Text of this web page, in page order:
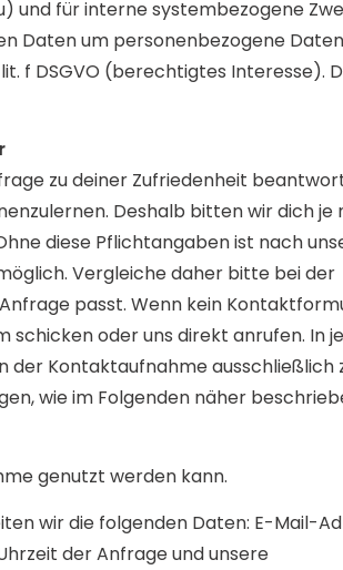
und für interne systembezogene
Daten um personenbezogene Daten
f DSGVO (berechtigtes Interesse).
zu deiner Zufriedenheit
Deshalb bitten wir dich je
diese Pflichtangaben ist nach
Vergleiche daher bitte bei der
passt. Wenn kein
schicken oder uns direkt anrufen. In
der Kontaktaufnahme ausschließlich
wie im Folgenden näher
genutzt werden kann.
wir die folgenden Daten: E-Mail-
der Anfrage und unsere